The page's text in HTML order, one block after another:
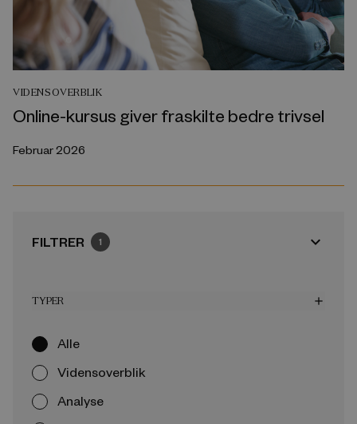
VIDENSOVERBLIK
Online-kursus giver fraskilte bedre trivsel
Februar 2026
FILTRER 1 expand_more
TYPER add
Alle
Vidensoverblik
Analyse